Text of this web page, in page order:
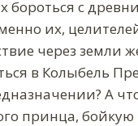
с
их,
через земли
в Колыбель
А
принца,